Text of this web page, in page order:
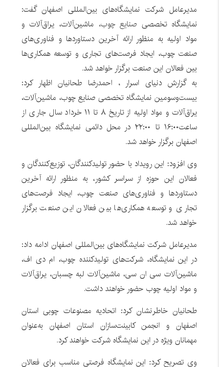
مدیرعامل شرکت نمایشگاه‌های بین‌المللی اصفهان گفت:
نمایشگاه تخصصی صنایع چوب، ماشین‌آلات، یراق‌آلات و
مواد اولیه به منظور ارائه آخرین دستاوردها و فناوری‌های
صنعت چوب، ایجاد فرصت‌های تجاری و توسعه همکاری‌ها
بین فعالان این صنعت برگزار خواهد شد.
به گزارش دنیای اسرار ، احمدرضا طحانیان اظهار کرد:
بیست‌وسومین نمایشگاه تخصصی صنایع چوب، ماشین‌آلات،
یراق‌آلات و مواد اولیه از تاریخ ۸ تا ۱۱ خرداد سال جاری از
ساعت۱۶:۰۰ تا ۲۲:۰۰ در محل دائمی نمایشگاه بین‌المللی
اصفهان برگزار خواهد شد.
وی افزود: این رویداد با حضور تولیدکنندگان، توزیع‌کنندگان و
فعالان این حوزه از سراسر کشور، به منظور ارائه آخرین
دستاوردها و فناوری‌های صنعت چوب، ایجاد فرصت‌های
تجاری و توسعه همکاری‌ها بین فعالان این صنعت برگزار
خواهد شد.
مدیرعامل شرکت نمایشگاه‌های بین‌المللی اصفهان ادامه داد:
در این نمایشگاه، شرکت‌های تولیدکننده چوب، ام دی اف،
ماشین‌آلات سی ان سی، ماشین‌آلات لبه چسبان، یراق‌آلات
و مواد اولیه چوب حضور خواهند داشت.
طحانیان خاطرنشان کرد: اتحادیه مصنوعات چوبی استان
اصفهان و انجمن کابینت‌سازان استان اصفهان به‌عنوان
مهمانان ویژه در این نمایشگاه شرکت خواهند کرد.
وی تصریح کرد: این نمایشگاه فرصتی مناسب برای فعالان